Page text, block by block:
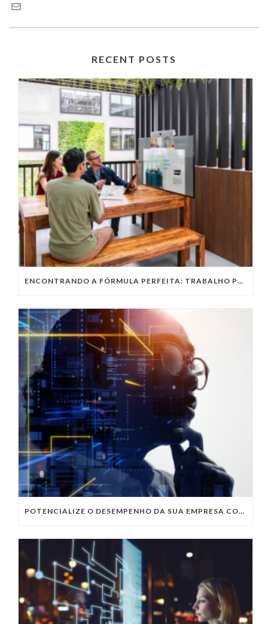
RECENT POSTS
ENCONTRANDO A FÓRMULA PERFEITA: TRABALHO PRESENCIAL, HOME OFFICE OU TRABALHO HÍBRIDO?
POTENCIALIZE O DESEMPENHO DA SUA EMPRESA COM OS SERVIÇOS DE TI DA VIVO VITA